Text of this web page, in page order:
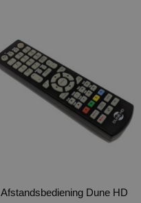
Afstandsbediening Dune HD
meerdere
variaties.
Deze
optie
op